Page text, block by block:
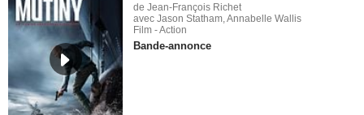
de Jean-François Richet
avec Jason Statham, Annabelle Wallis
Film - Action
Bande-annonce